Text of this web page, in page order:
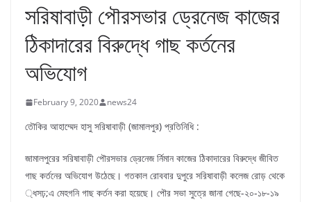
সরিষাবাড়ী পৌরসভার ড্রেনেজ কাজের
ঠিকাদারের বিরুদ্ধে গাছ কর্তনের
অভিযোগ
February 9, 2020 news24
তৌকির আহাম্মেদ হাসু সরিষাবাড়ী (জামালপুর) প্রতিনিধি :
জামালপুরের সরিষাবাড়ী পৌরসভার ড্রেনেজ র্নিমান কাজের ঠিকাদারের বিরুদ্ধে জীবিত
গাছ কর্তনের অভিযোগ উঠেছে। গতকাল রোববার দুপুরে সরিষাবাড়ী কলেজ রোড় থেকে
্ধসঢ়;এ মেহগনি গাছ কর্তন করা হয়েছে। পৌর সভা সুত্রে জানা গেছে-২০-১৮-১৯